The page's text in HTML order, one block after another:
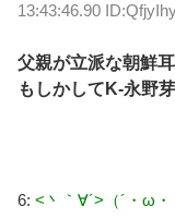
13:43:46.90
父親が立派な朝鮮耳
もしかしてK-永野
6: <丶｀∀´>（´・ω